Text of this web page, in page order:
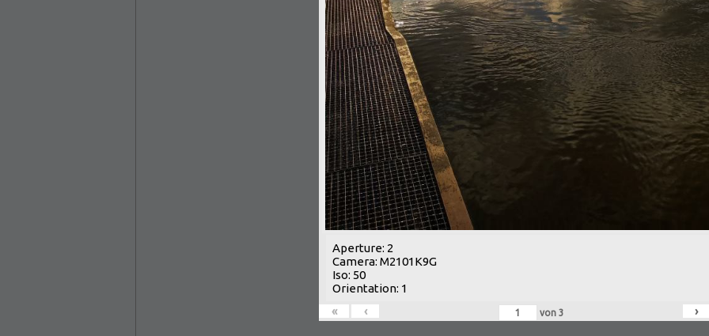
Aperture: 2
Camera: M2101K9G
Iso: 50
Orientation: 1
«
‹ von 3 ›